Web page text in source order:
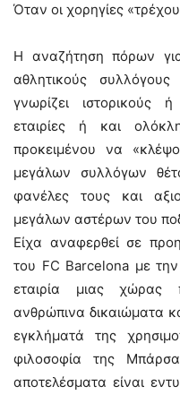
Όταν οι χορηγίες
Η αναζήτηση πόρων
αθλητικούς
γνωρίζει ιστορικούς
εταιρίες ή και
προκειμένου να
μεγάλων συλλόγων
φανέλες τους και
μεγάλων αστέρων του
Είχα αναφερθεί σε
του FC Barcelona με
εταιρία μιας
ανθρώπινα δικαιώματα
εγκλήματά της
φιλοσοφία της
αποτελέσματα είναι